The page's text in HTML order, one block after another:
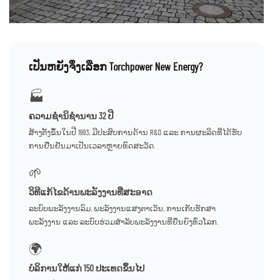
ເປັນຫຍັງຈຶ່ງເລືອກ Torchpower New Energy?
🏭
ຄວາມຊຳນິຊຳນານ 32 ປີ
ສ້າງຕັ້ງຂຶ້ນໃນປີ 1993, ມີປະສົບການດ້ານ R&D ແລະ ການຜະລິດທີ່ໄດ້ຮັບ
ການຢືນຢັນມາເປັນເວລາຫຼາຍທົດສະວັດ.
🌱
ວິທີແກ້ໄຂດ້ານພະລັງງານທີ່ສະອາດ
ລະບົບພະລັງງານລົມ, ພະລັງງານແສງຕາເວັນ, ການເກັບຮັກສາ
ພະລັງງານ ແລະ ລະບົບຮ່ວມສຳລັບພະລັງງານທີ່ຍືນຍົງທົ່ວໂລກ.
🌍
ບໍລິການໃຫ້ແກ່ 150 ປະເທດຂຶ້ນໄປ